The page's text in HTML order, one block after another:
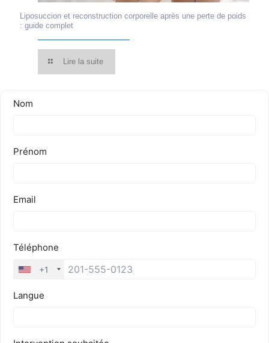
Liposuccion et reconstruction corporelle après une perte de poids
: guide complet
Lire la suite